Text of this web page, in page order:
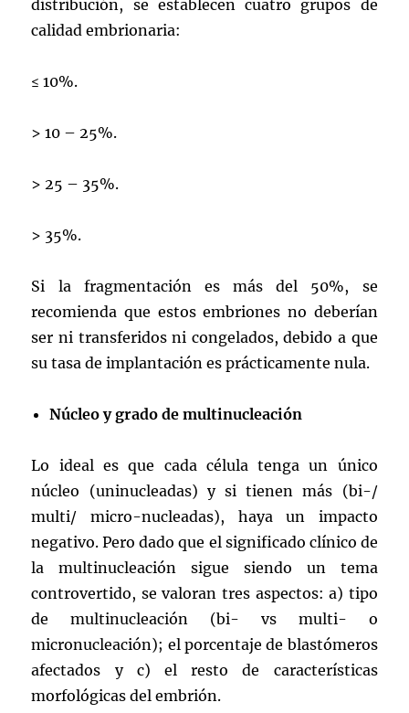
distribución, se establecen cuatro grupos de
calidad embrionaria:
≤ 10%.
> 10 – 25%.
> 25 – 35%.
> 35%.
Si la fragmentación es más del 50%, se
recomienda que estos embriones no deberían
ser ni transferidos ni congelados, debido a que
su tasa de implantación es prácticamente nula.
Núcleo y grado de multinucleación
Lo ideal es que cada célula tenga un único
núcleo (uninucleadas) y si tienen más (bi-/
multi/ micro-nucleadas), haya un impacto
negativo. Pero dado que el significado clínico de
la multinucleación sigue siendo un tema
controvertido, se valoran tres aspectos: a) tipo
de multinucleación (bi- vs multi- o
micronucleación); el porcentaje de blastómeros
afectados y c) el resto de características
morfológicas del embrión.